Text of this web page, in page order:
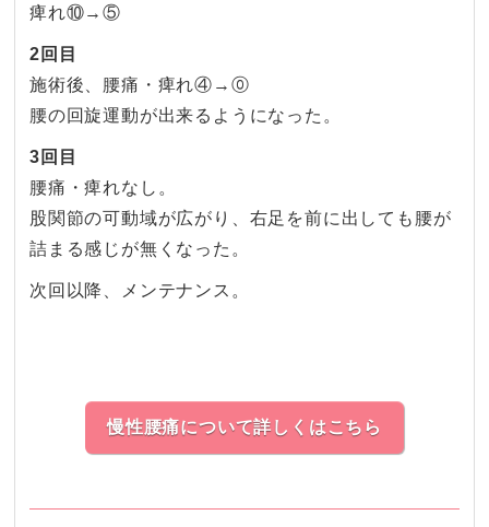
痺れ⑩→⑤
2回目
施術後、腰痛・痺れ④→⓪
腰の回旋運動が出来るようになった。
3回目
腰痛・痺れなし。
股関節の可動域が広がり、右足を前に出しても腰が
詰まる感じが無くなった。
次回以降、メンテナンス。
慢性腰痛について詳しくはこちら